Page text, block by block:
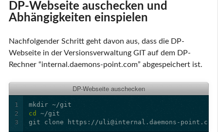
DP-Webseite auschecken und
Abhängigkeiten einspielen
Nachfolgender Schritt geht davon aus, dass die DP-
Webseite in der Versionsverwaltung GIT auf dem DP-
Rechner “internal.daemons-point.com” abgespeichert ist.
DP-Webseite auschecken
1
2
3
cd